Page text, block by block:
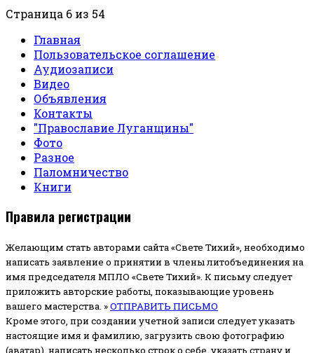
Страница 6 из 54
Главная
Пользовательское соглашение
Аудиозаписи
Видео
Объявления
Контакты
"Православие Луганщины"
Фото
Разное
Паломничество
Книги
Правила регистрации
Желающим стать авторами сайта «Свете Тихий», необходимо
написать заявление о принятии в члены литобъединения на
имя председателя МПЛО «Свете Тихий». К письму следует
приложить авторские работы, показывающие уровень
вашего мастерства. »ОТПРАВИТЬ ПИСЬМО
Кроме этого, при создании учетной записи следует указать
настоящие имя и фамилию, загрузить свою фотографию
(аватар), написать несколько строк о себе, указать страну и